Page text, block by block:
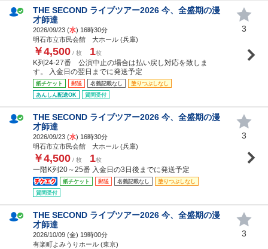
THE SECOND ライブツアー2026 今、全盛期の漫
才師達
2026/09/23 (水) 16時30分
明石市立市民会館 大ホール (兵庫)
￥4,500 / 枚 1枚
K列24-27番 公演中止の場合は払い戻し対応を致しま
す。 入金日の翌日までに発送予定
紙チケット 郵送 名義記載なし
塗りつぶしなし
あんしん配送OK
質問受付
3
THE SECOND ライブツアー2026 今、全盛期の漫
才師達
2026/09/23 (水) 16時30分
明石市立市民会館 大ホール (兵庫)
￥4,500 / 枚 1枚
一階K列20～25番 入金日の3日後までに発送予定
紙チケット 郵送 名義記載なし
塗りつぶしなし
質問受付
3
THE SECOND ライブツアー2026 今、全盛期の漫
才師達
2026/10/09 (金) 19時00分
有楽町よみうりホール (東京)
3